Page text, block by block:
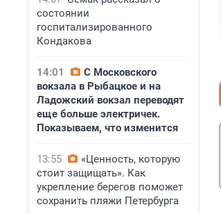
состоянии
госпитализированного
Кондакова
14:01
С Московского
вокзала в Рыбацкое и на
Ладожский вокзал переводят
еще больше электричек.
Показываем, что изменится
13:55
«Ценность, которую
стоит защищать». Как
укрепление берегов поможет
сохранить пляжи Петербурга